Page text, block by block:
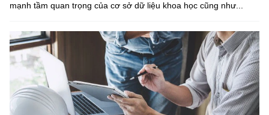
mạnh tầm quan trọng của cơ sở dữ liệu khoa học cũng như...